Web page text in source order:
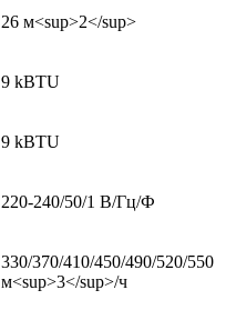
26 м<sup>2</sup>
9 kBTU
9 kBTU
220-240/50/1 В/Гц/Ф
330/370/410/450/490/520/550
м<sup>3</sup>/ч